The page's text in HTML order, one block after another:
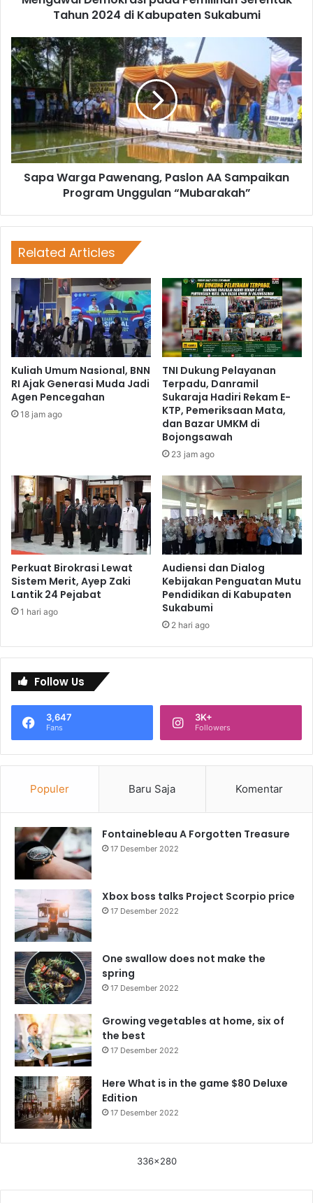
Tahun 2024 di Kabupaten Sukabumi
Sapa Warga Pawenang, Paslon AA Sampaikan
Program Unggulan “Mubarakah”
Related Articles
Kuliah Umum Nasional, BNN
RI Ajak Generasi Muda Jadi
Agen Pencegahan
18 jam ago
TNI Dukung Pelayanan
Terpadu, Danramil
Sukaraja Hadiri Rekam E-
KTP, Pemeriksaan Mata,
dan Bazar UMKM di
Bojongsawah
23 jam ago
Perkuat Birokrasi Lewat
Sistem Merit, Ayep Zaki
Lantik 24 Pejabat
1 hari ago
Audiensi dan Dialog
Kebijakan Penguatan Mutu
Pendidikan di Kabupaten
Sukabumi
2 hari ago
Follow Us
3,647
Fans
3K+
Followers
Populer Baru Saja Komentar
Fontainebleau A Forgotten Treasure
17 Desember 2022
Xbox boss talks Project Scorpio price
17 Desember 2022
One swallow does not make the
spring
17 Desember 2022
Growing vegetables at home, six of
the best
17 Desember 2022
Here What is in the game $80 Deluxe
Edition
17 Desember 2022
336x280